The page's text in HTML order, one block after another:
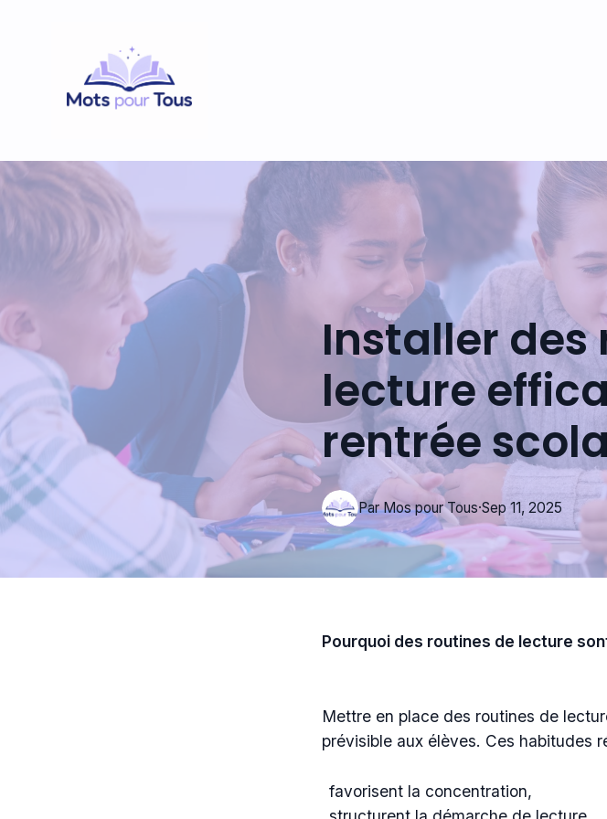
Installer des
lecture
rentrée
Sep 11, 2025
·
Par Mos pour Tous
Pourquoi des routines de lecture
Mettre en place des routines de
prévisible aux élèves. Ces habitudes
favorisent la concentration,